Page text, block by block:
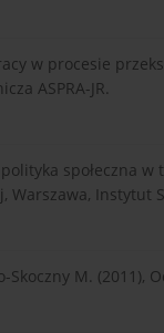
w procesie
ASPRA-JR.
społeczna
Warszawa, Instytut
Skoczny M. (2011),